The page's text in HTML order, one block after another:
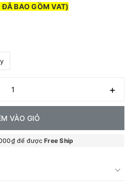
BAO GỒM VAT)
+
VÀO GIỎ
để đượcFree Ship